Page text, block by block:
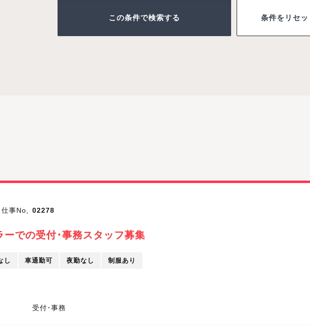
条件をリセッ
仕事No, 02278
ーでの受付･事務スタッフ募集
し 車通勤可 夜勤なし 制服あり
受付･事務